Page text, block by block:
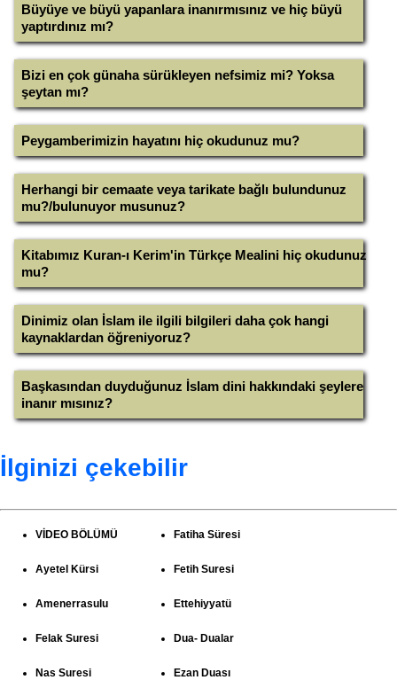
Büyüye ve büyü yapanlara inanırmısınız ve hiç büyü
yaptırdınız mı?
Bizi en çok günaha sürükleyen nefsimiz mi? Yoksa
şeytan mı?
Peygamberimizin hayatını hiç okudunuz mu?
Herhangi bir cemaate veya tarikate bağlı bulundunuz
mu?/bulunuyor musunuz?
Kitabımız Kuran-ı Kerim'in Türkçe Mealini hiç okudunuz
mu?
Dinimiz olan İslam ile ilgili bilgileri daha çok hangi
kaynaklardan öğreniyoruz?
Başkasından duyduğunuz İslam dini hakkındaki şeylere
inanır mısınız?
İlginizi çekebilir
VİDEO BÖLÜMÜ
Ayetel Kürsi
Amenerrasulu
Felak Suresi
Nas Suresi
Fatiha Süresi
Fetih Suresi
Ettehiyyatü
Dua- Dualar
Ezan Duası